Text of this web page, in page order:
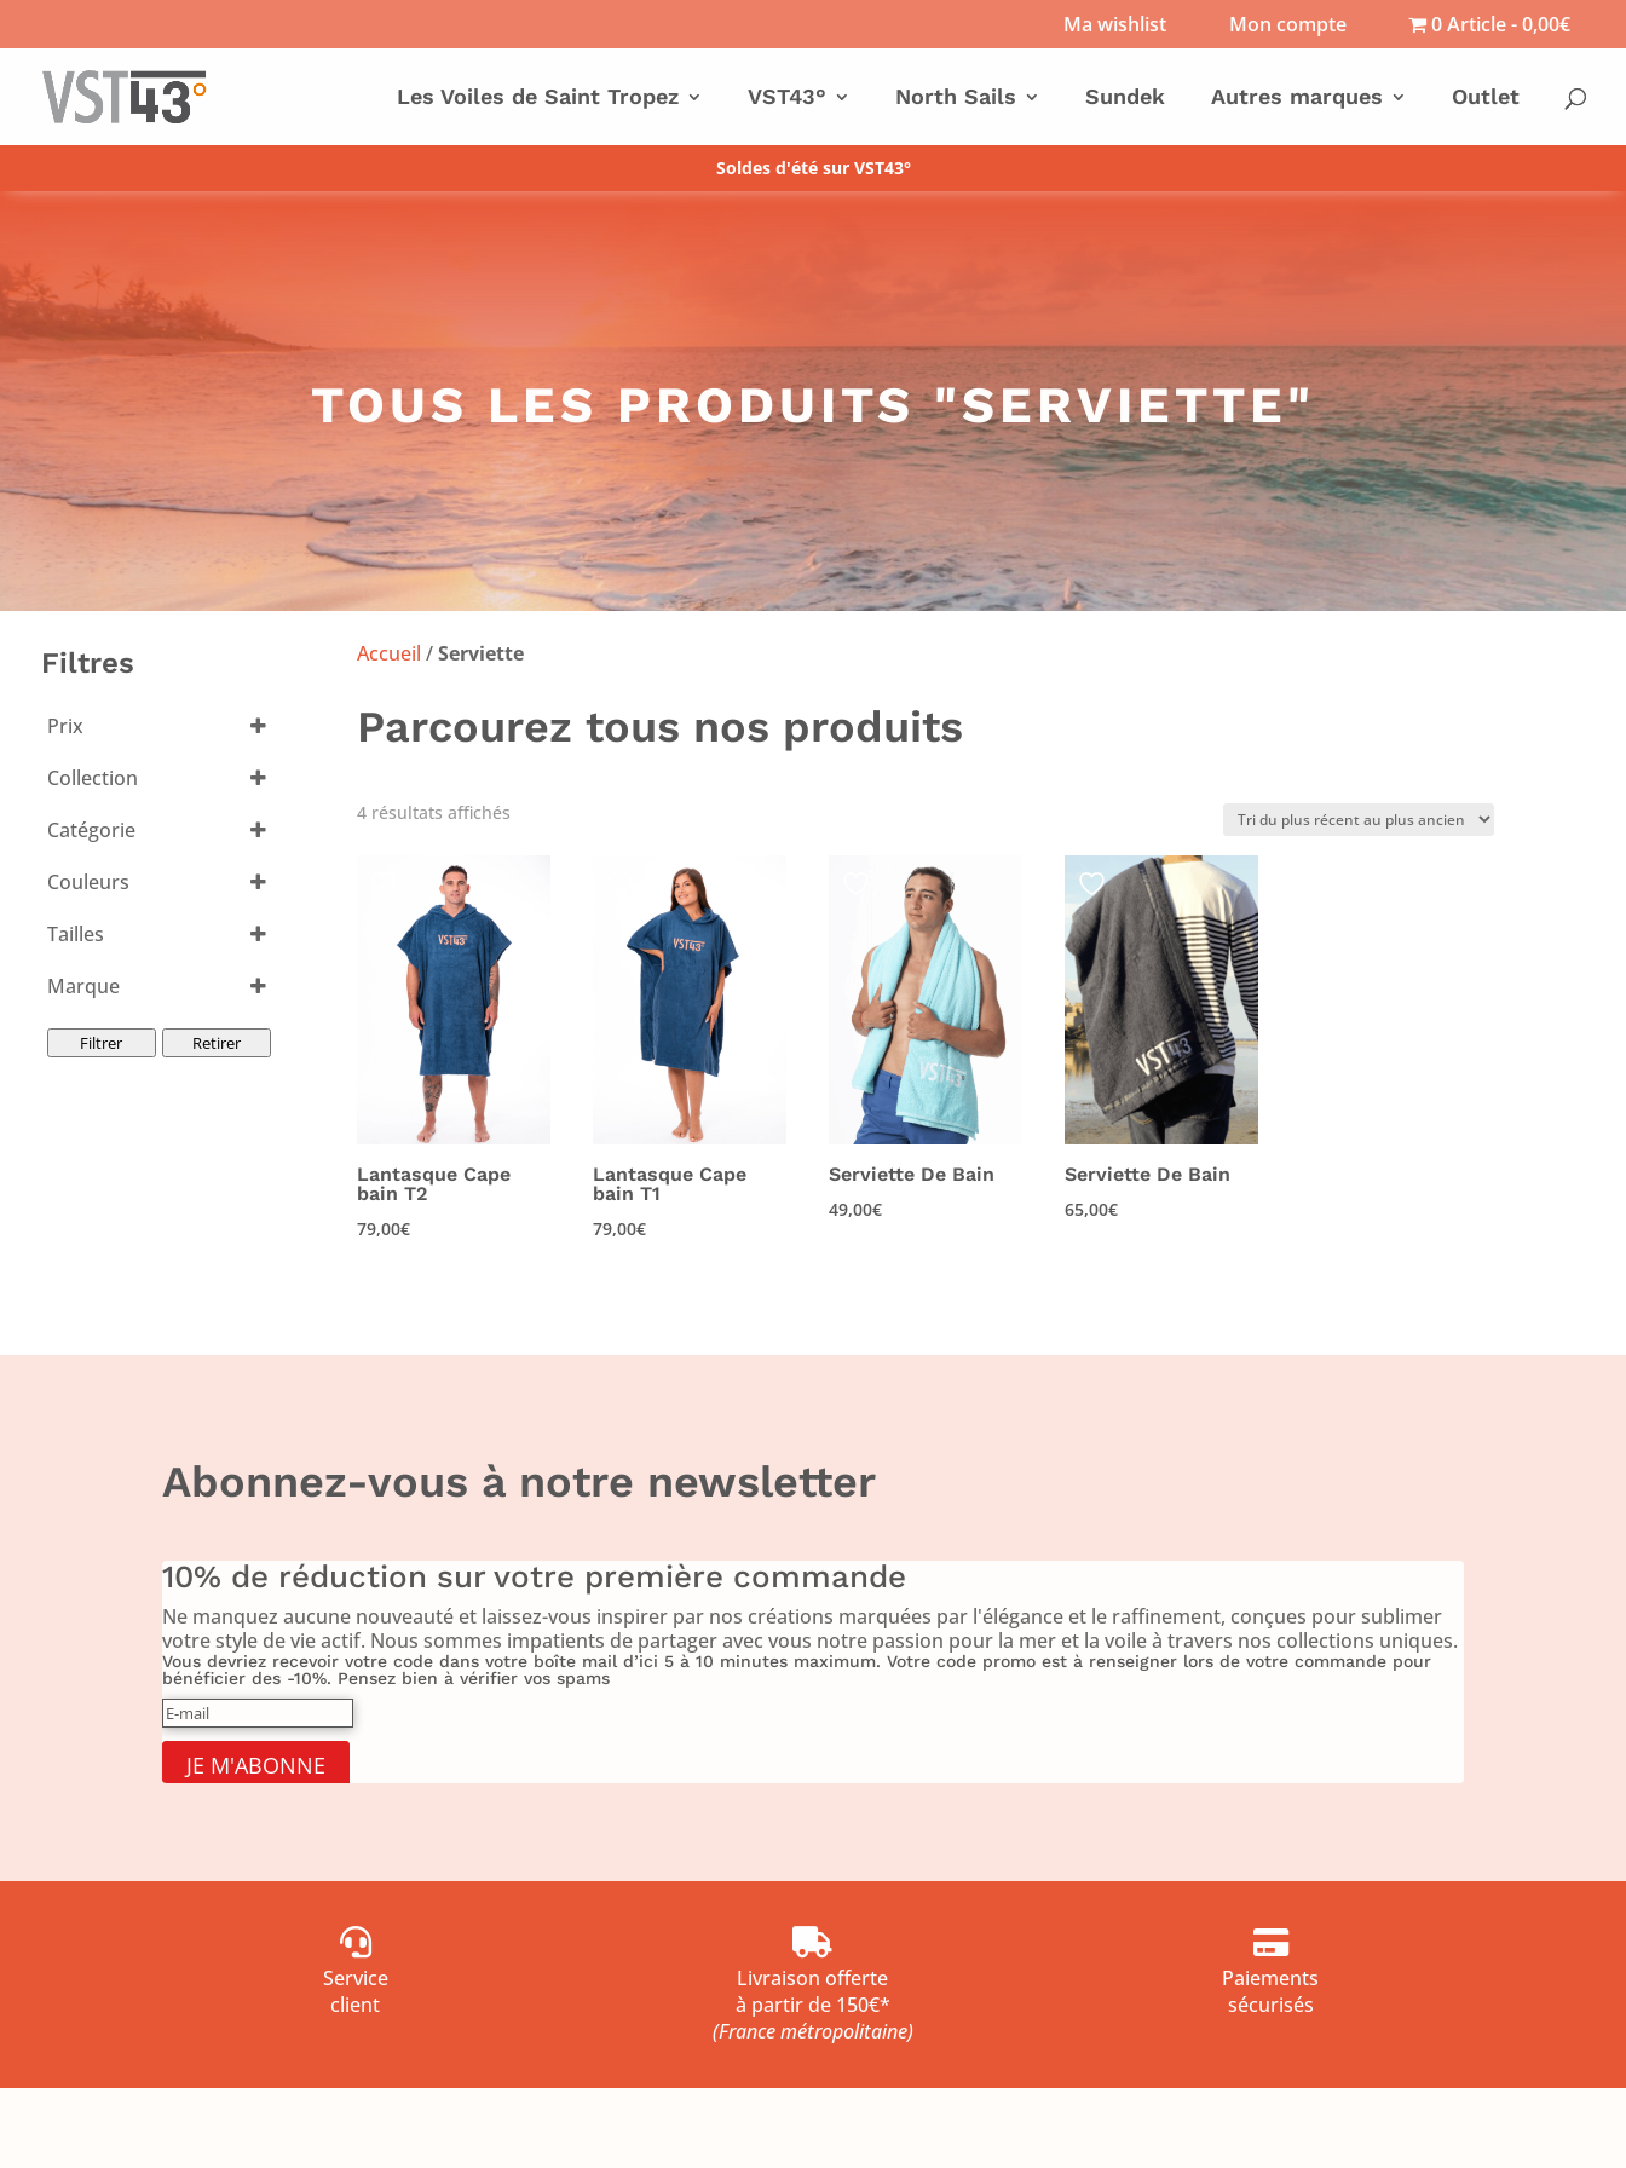
Ma wishlist Mon compte 0 Article 0,00€
Les Voiles de Saint Tropez VST43° North Sails Sundek Autres marques Outlet
Soldes d'été sur VST43°
TOUS LES PRODUITS "SERVIETTE"
Filtres
Prix
Collection
Catégorie
Couleurs
Tailles
Marque
Filtrer
Retirer
Accueil /Serviette
Parcourez tous nos produits
4 résultats affichés
Lantasque Cape
bain T2
79,00€
Lantasque Cape
bain T1
79,00€
Serviette De Bain
49,00€
Serviette De Bain
65,00€
Abonnez-vous à notre newsletter
10% de réduction sur votre première commande
Ne manquez aucune nouveauté et laissez-vous inspirer par nos créations marquées par l'élégance et le raffinement, conçues pour sublimer
votre style de vie actif. Nous sommes impatients de partager avec vous notre passion pour la mer et la voile à travers nos collections uniques.
Vous devriez recevoir votre code dans votre boîte mail d’ici 5 à 10 minutes maximum. Votre code promo est à renseigner lors de votre commande pour
bénéficier des -10%. Pensez bien à vérifier vos spams
JE M'ABONNE

Service
client

Livraison offerte
à partir de 150€*
(France métropolitaine)

Paiements
sécurisés